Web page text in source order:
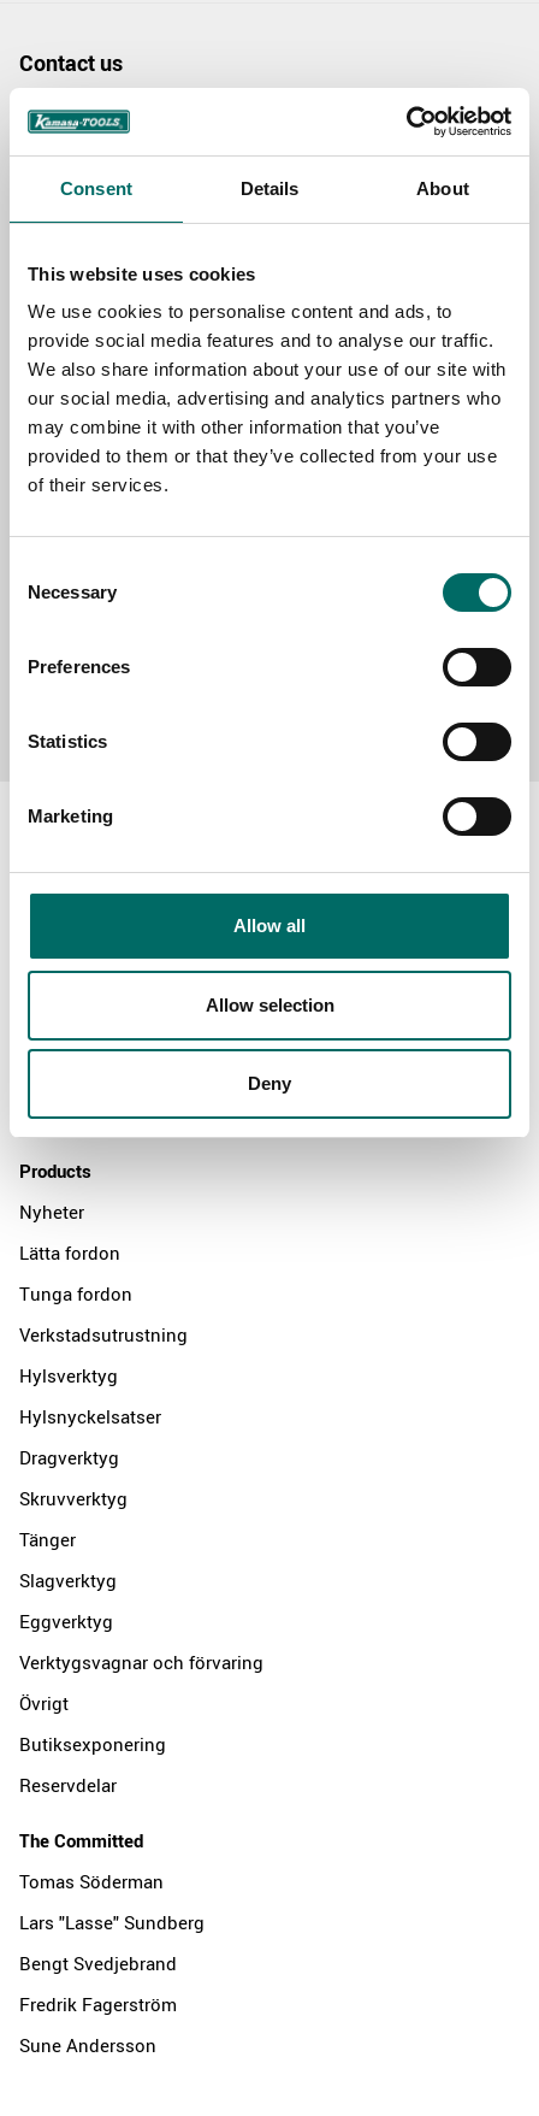
Consent Details About
This website uses cookies
We use cookies to personalise content and ads, to
provide social media features and to analyse our traffic.
We also share information about your use of our site with
our social media, advertising and analytics partners who
may combine it with other information that you’ve
provided to them or that they’ve collected from your use
of their services.
Selection
Necessary
Preferences
Statistics
Marketing
Allow all
Allow selection
Deny
Contact us
TOPIC
EMAIL
SELECT COUNTRY
Swedish quality
News
Contact us
Products
Nyheter
Lätta fordon
Tunga fordon
Verkstadsutrustning
Hylsverktyg
Hylsnyckelsatser
Dragverktyg
Skruvverktyg
Tänger
Slagverktyg
Eggverktyg
Verktygsvagnar och förvaring
Övrigt
Butiksexponering
Reservdelar
The Committed
Tomas Söderman
Lars "Lasse" Sundberg
Bengt Svedjebrand
Fredrik Fagerström
Sune Andersson